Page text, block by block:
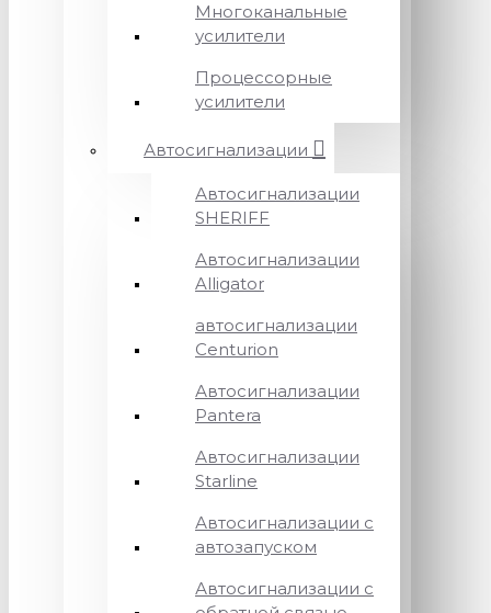
Многоканальные
усилители
Процессорные
усилители
Автосигнализации
Автосигнализации
SHERIFF
Автосигнализации
Alligator
автосигнализации
Centurion
Автосигнализации
Pantera
Автосигнализации
Starline
Автосигнализации с
автозапуском
Автосигнализации с